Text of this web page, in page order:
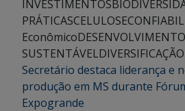
INVESTIMENTOS
PRÁTICASCELULOSE
EconômicoDESENVOLVIMENTO
SUSTENTÁVEL
Secretário destaca liderança e
produção em MS durante
Expogrande